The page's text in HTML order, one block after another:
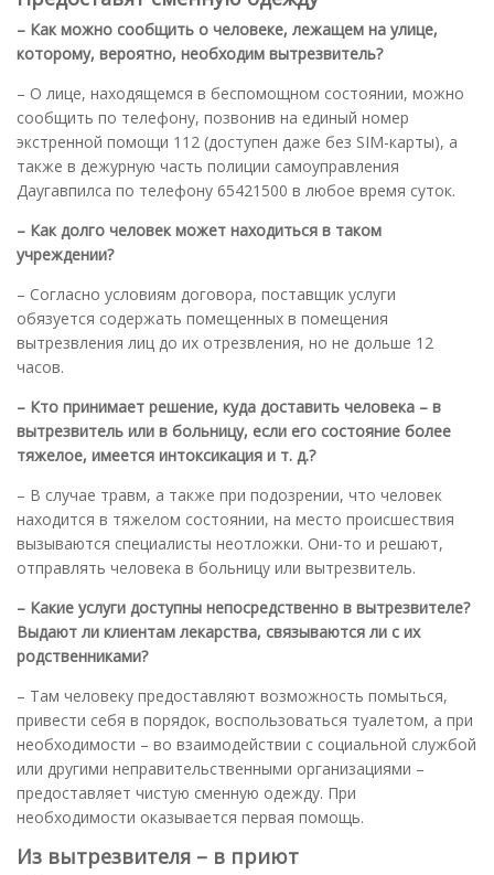
– Как можно сообщить о человеке, лежащем на улице,
которому, вероятно, необходим вытрезвитель?
– О лице, находящемся в беспомощном состоянии, можно
сообщить по телефону, позвонив на единый номер
экстренной помощи 112 (доступен даже без SIM-карты), а
также в дежурную часть полиции самоуправления
Даугавпилса по телефону 65421500 в любое время суток.
– Как долго человек может находиться в таком
учреждении?
– Согласно условиям договора, поставщик услуги
обязуется содержать помещенных в помещения
вытрезвления лиц до их отрезвления, но не дольше 12
часов.
– Кто принимает решение, куда доставить человека – в
вытрезвитель или в больницу, если его состояние более
тяжелое, имеется интоксикация и т. д.?
– В случае травм, а также при подозрении, что человек
находится в тяжелом состоянии, на место происшествия
вызываются специалисты неотложки. Они-то и решают,
отправлять человека в больницу или вытрезвитель.
– Какие услуги доступны непосредственно в вытрезвителе?
Выдают ли клиентам лекарства, связываются ли с их
родственниками?
– Там человеку предоставляют возможность помыться,
привести себя в порядок, воспользоваться туалетом, а при
необходимости – во взаимодействии с социальной службой
или другими неправительственными организациями –
предоставляет чистую сменную одежду. При
необходимости оказывается первая помощь.
Из вытрезвителя – в приют